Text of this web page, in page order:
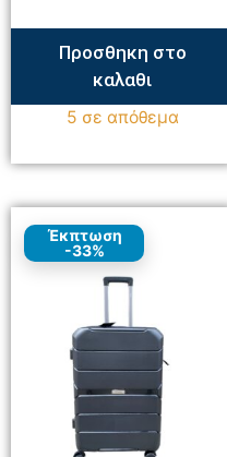
Προσθηκη στο
καλαθι
5 σε απόθεμα
Έκπτωση
-33%